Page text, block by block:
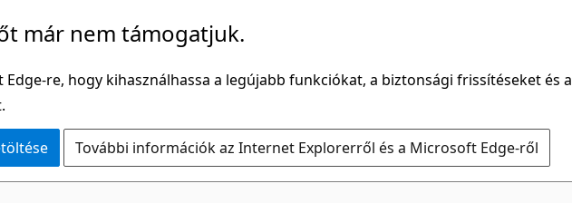
már nem támogatjuk.
re, hogy kihasználhassa a legújabb funkciókat, a biztonsági frissítéseket és a
További információk az Internet Explorerről és a Microsoft Edge-ről